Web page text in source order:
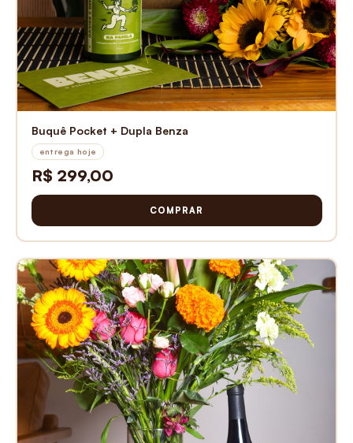
Buquê Pocket + Dupla Benza
entrega hoje
R$ 299,00
COMPRAR